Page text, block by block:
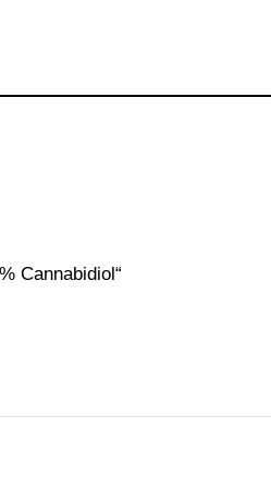
Cannabidiol“